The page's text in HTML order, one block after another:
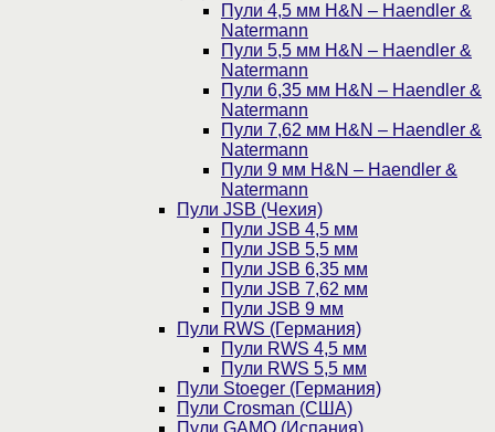
Пули 4,5 мм H&N – Haendler &
Natermann
Пули 5,5 мм H&N – Haendler &
Natermann
Пули 6,35 мм H&N – Haendler &
Natermann
Пули 7,62 мм H&N – Haendler &
Natermann
Пули 9 мм H&N – Haendler &
Natermann
Пули JSB (Чехия)
Пули JSB 4,5 мм
Пули JSB 5,5 мм
Пули JSB 6,35 мм
Пули JSB 7,62 мм
Пули JSB 9 мм
Пули RWS (Германия)
Пули RWS 4,5 мм
Пули RWS 5,5 мм
Пули Stoeger (Германия)
Пули Crosman (США)
Пули GAMO (Испания)